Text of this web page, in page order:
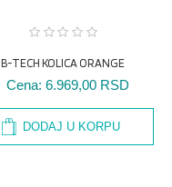
B-TECH KOLICA ORANGE
Cena: 6.969,00 RSD
DODAJ U KORPU